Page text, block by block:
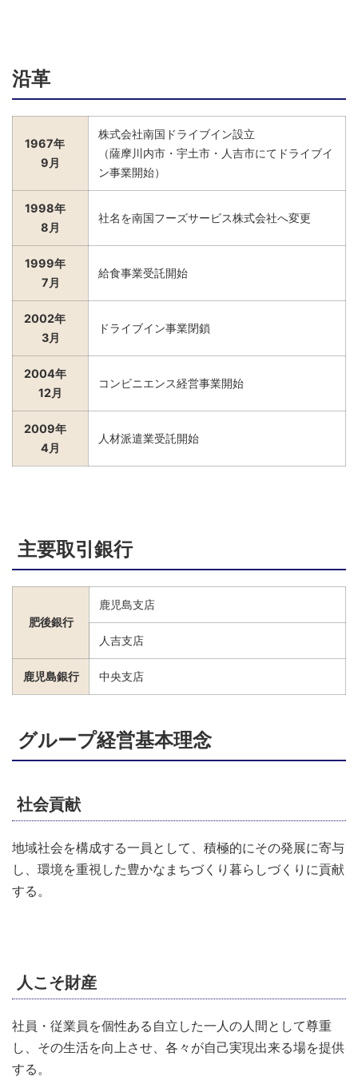
沿革
1967年
9月
株式会社南国ドライブイン設立
（薩摩川内市・宇土市・人吉市にてドライブイ
ン事業開始）
1998年
8月
社名を南国フーズサービス株式会社へ変更
1999年
7月
給食事業受託開始
2002年
3月
ドライブイン事業閉鎖
2004年
12月
コンビニエンス経営事業開始
2009年
4月
人材派遣業受託開始
主要取引銀行
肥後銀行
鹿児島支店
人吉支店
鹿児島銀行 中央支店
グループ経営基本理念
社会貢献
地域社会を構成する一員として、積極的にその発展に寄与
し、環境を重視した豊かなまちづくり暮らしづくりに貢献
する。
人こそ財産
社員・従業員を個性ある自立した一人の人間として尊重
し、その生活を向上させ、各々が自己実現出来る場を提供
する。